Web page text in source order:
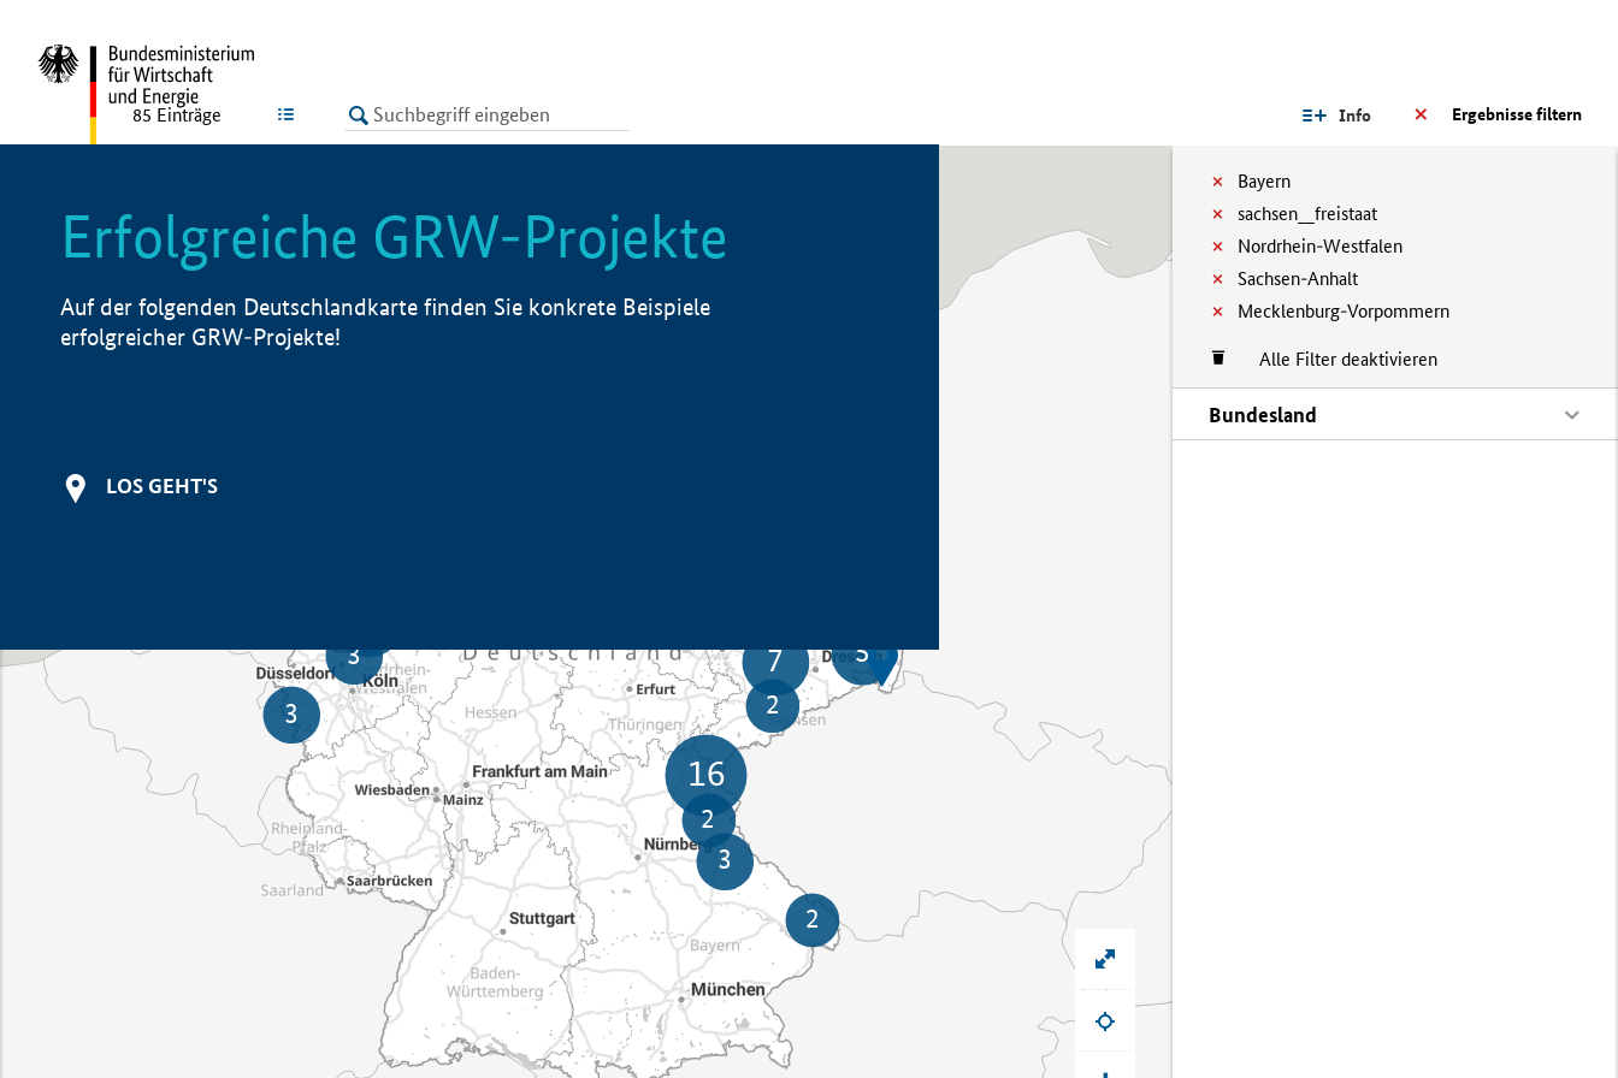
LISTE Ergebnisse filtern
Info
Bayern
sachsen__freistaat
Nordrhein-Westfalen
Sachsen-Anhalt
Mecklenburg-Vorpommern
Alle Filter deaktivieren
Bundesland
85 Einträge
Erfolgreiche GRW-Projekte
Auf der folgenden Deutschlandkarte finden Sie konkrete Beispiele
erfolgreicher GRW-Projekte!
LOS GEHT'S